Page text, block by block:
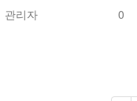
관리자 0